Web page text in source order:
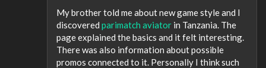
My brother told me about new game style and I
discovered parimatch aviator in Tanzania. The
page explained the basics and it felt interesting.
There was also information about possible
promos connected to it. Personally I think such